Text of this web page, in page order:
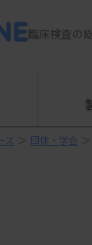
臨床検査の
ス ＞ 団体・学会 ＞